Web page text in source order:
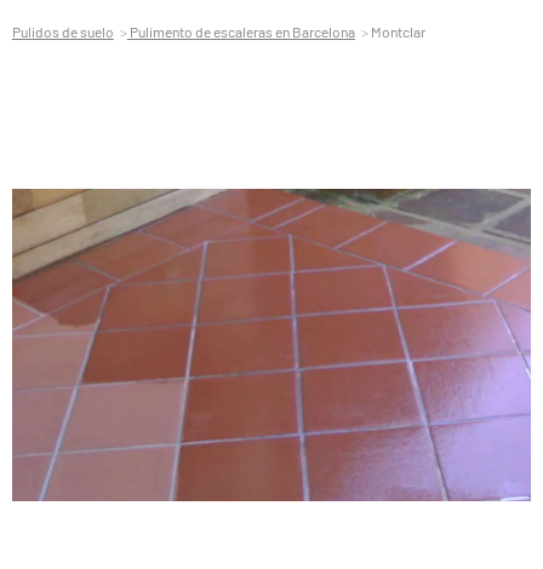
Pulidos de suelo Pulimento de escaleras en Barcelona Montclar